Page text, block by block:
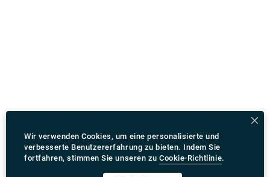
Wir verwenden Cookies, um eine personalisierte und
verbesserte Benutzererfahrung zu bieten. Indem Sie
fortfahren, stimmen Sie unseren zu Cookie-Richtlinie.